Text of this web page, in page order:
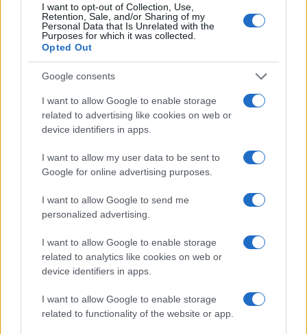
I want to opt-out of Collection, Use,
Retention, Sale, and/or Sharing of my
Personal Data that Is Unrelated with the
Purposes for which it was collected.
Opted Out
Google consents
I want to allow Google to enable storage
related to advertising like cookies on web or
device identifiers in apps.
I want to allow my user data to be sent to
Google for online advertising purposes.
I want to allow Google to send me
personalized advertising.
I want to allow Google to enable storage
related to analytics like cookies on web or
device identifiers in apps.
I want to allow Google to enable storage
related to functionality of the website or app.
MÁS LEÍDOS
Cómo hacer sushi de oreo: ingredientes y preparación
Día mundial de la tarta de queso 2026: recetas y
curiosidades
Dominar las bases de los postres: cremas, siropes y
texturas
perfecta: guía definitiva
proporciones perfectas y aromas irresistibles